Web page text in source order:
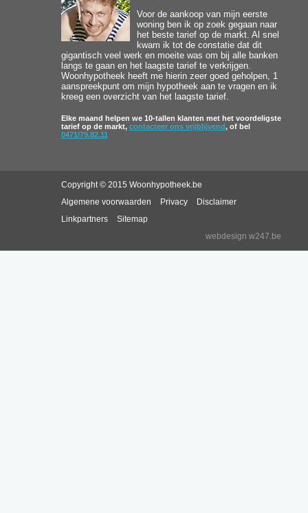
Voor de aankoop van mijn eerste
woning ben ik op zoek gegaan naar
het beste tarief op de markt. Al snel
kwam ik tot de constatie dat dit
gigantisch veel werk en moeite was om bij alle banken
langs te gaan en het laagste tarief te verkrijgen.
Woonhypotheek heeft me hierin zeer goed geholpen, 1
aanspreekpunt om mijn hypotheek aan te vragen en ik
kreeg een overzicht van het laagste tarief.
Elke maand helpen we 10-tallen klanten met het voordeligste
tarief op de markt, contacteer ons vrijblijvend, of bel
0471/79.82.11
Copyright © 2015 Woonhypotheek.be
Algemene voorwaarden
Privacy
Disclaimer
Linkpartners
Sitemap
webdesign w247.be